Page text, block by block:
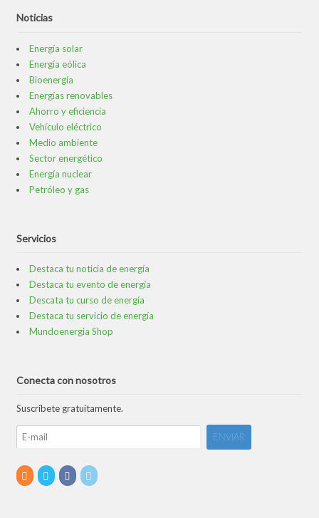
Noticias
Energía solar
Energía eólica
Bioenergía
Energías renovables
Ahorro y eficiencia
Vehículo eléctrico
Medio ambiente
Sector energético
Energía nuclear
Petróleo y gas
Servicios
Destaca tu noticia de energía
Destaca tu evento de energía
Descata tu curso de energía
Destaca tu servicio de energía
Mundoenergia Shop
Conecta con nosotros
Suscríbete gratuitamente.